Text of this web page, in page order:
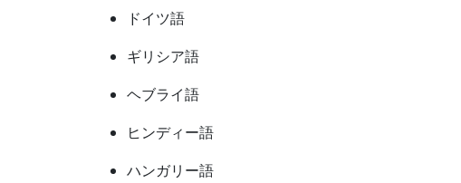
ドイツ語
ギリシア語
ヘブライ語
ヒンディー語
ハンガリー語